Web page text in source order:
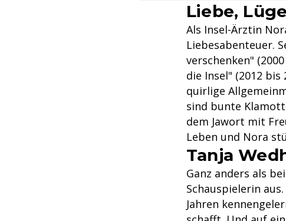
Liebe,
Als Insel-Ärztin
Liebesabenteuer.
verschenken"
die Insel" (2012 bis
quirlige
sind bunte
dem Jawort mit
Leben und Nora
Tanja
Ganz anders als
Schauspielerin
Jahren